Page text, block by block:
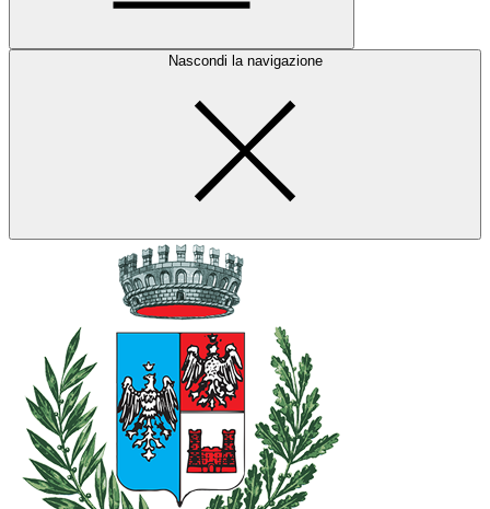
Nascondi la navigazione